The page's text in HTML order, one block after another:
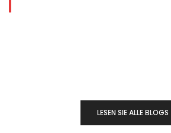
LESEN SIE ALLE BLOGS